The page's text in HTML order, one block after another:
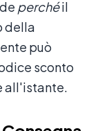
perchéil
della
può
sconto
all'istante.